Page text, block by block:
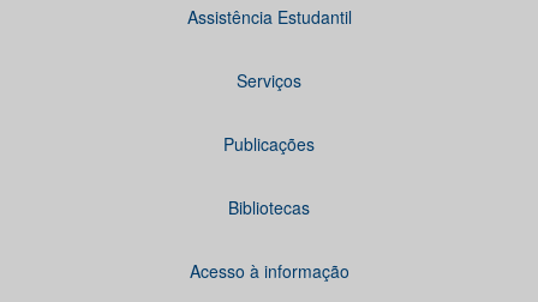
Assistência Estudantil
Serviços
Publicações
Bibliotecas
Acesso à informação